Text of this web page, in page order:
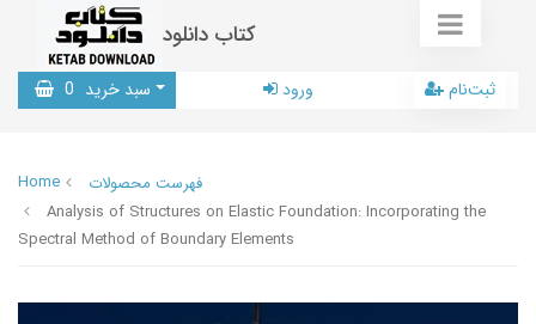
کتاب دانلود
سبد خرید 0 ورود ثبت‌نام
Home
فهرست محصولات
Analysis of Structures on Elastic Foundation: Incorporating the
Spectral Method of Boundary Elements